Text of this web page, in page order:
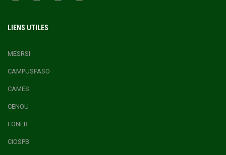
LIENS UTILES
MESRSI
CAMPUSFASO
CAMES
CENOU
FONER
CIOSPB